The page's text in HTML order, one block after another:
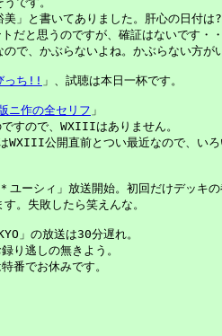
美」と書いてありました。肝心の日付
だと思うのですが、確証はないです・
で、かぶらないよね。かぶらない方が
っち!! 」、試聴は本日一杯です。
ニ作の全セリフ 」
すので、WXIIIはありません。
WXIII公開直前とつい最近なので、いろ
ユーシィ」放送開始。初回だけデッキ
。失敗したら笑えんな。
」の放送は30分遅れ。
り逃しの無きよう。
番でお休みです。